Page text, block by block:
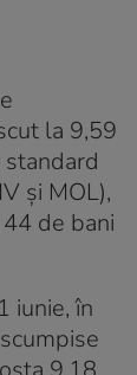
la 9,59
și MOL),
de bani
iunie, în